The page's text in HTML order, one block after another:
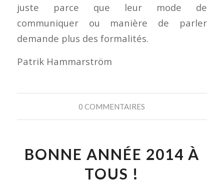
juste parce que leur mode de
communiquer ou manière de parler
demande plus des formalités.
Patrik Hammarström
0 COMMENTAIRES
BONNE ANNÉE 2014 À
TOUS !